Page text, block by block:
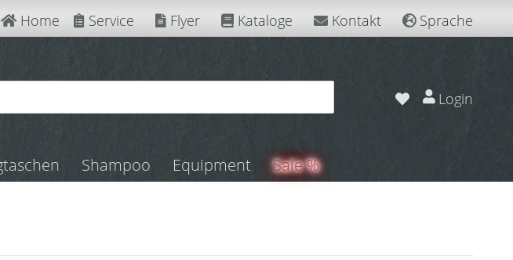
Home Service Flyer Kataloge Kontakt Sprache
Login
Shampoo Equipment Sale %